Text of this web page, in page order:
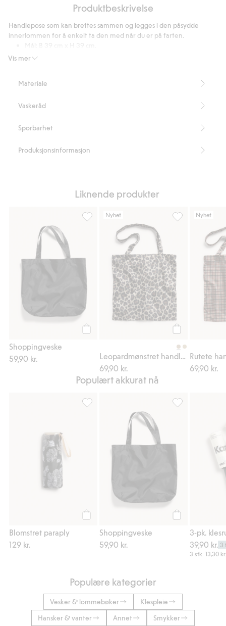
2
stemmer
Produktbeskrivelse
Vis mer
Handlepose som kan brettes sammen og legges i den påsydde
innerlommen for å enkelt ta den med når du er på farten.
Mål sammenbrettet: B 12 cm x B 12 cm.
Recycled Polyester
Materiale
Vaskeråd
Sporbarhet
Produksjonsinformasjon
Liknende produkter
Shoppingveske
59,90 kr.
Shoppingveske, Legg til i favoriter
Nyhet
69,90 kr.
Nyhet
Rutete
69,90 kr.
Populært akkurat nå
Blomstret paraply
129 kr.
Blomstret paraply, Legg til i favoriter
Shoppingveske
59,90 kr.
3-pk.
39,90 kr. 3
3 stk.13,30
Populære kategorier
Vesker & lommebøker
Klespleie
Hansker & vanter
Annet
Smykker